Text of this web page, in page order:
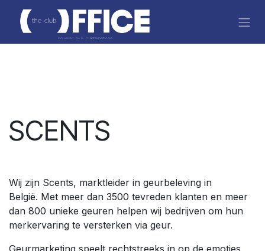
Overslaan naar inhoud
SCENTS
Wij zijn Scents, marktleider in geurbeleving in
België. Met meer dan 3500 tevreden klanten en meer
dan 800 unieke geuren helpen wij bedrijven om hun
merkervaring te versterken via geur.
Geurmarketing speelt rechtstreeks in op de emoties